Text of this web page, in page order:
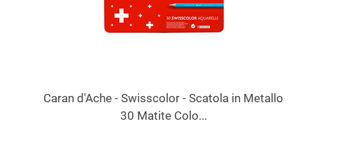
Caran d'Ache - Swisscolor - Scatola in Metallo
30 Matite Colo...